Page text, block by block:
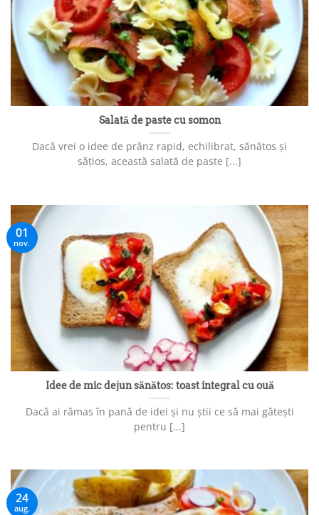
Salată de paste cu somon
Dacă vrei o idee de prânz rapid, echilibrat, sănătos și
sățios, această salată de paste [...]
Idee de mic dejun sănătos: toast integral cu ouă
Dacă ai rămas în pană de idei și nu știi ce să mai gătești
pentru [...]
01
nov.
24
aug.